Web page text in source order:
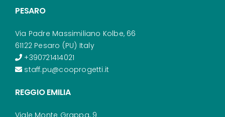
PESARO
Via Padre Massimiliano Kolbe, 66
61122 Pesaro (PU) Italy
+390721414021
staff.pu@cooprogetti.it
REGGIO EMILIA